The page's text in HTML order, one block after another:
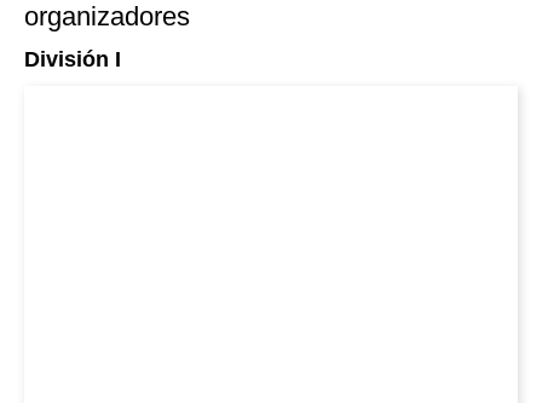
organizadores
División I